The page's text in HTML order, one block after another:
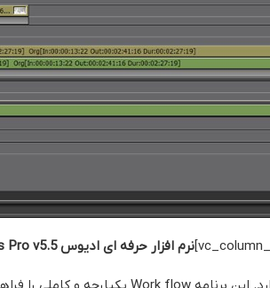
نرم افزار حرفه ای ادیوس Edius Pro v5.5